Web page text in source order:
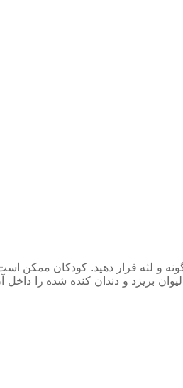
گونه و لثه قرار دهید. کودکان ممکن
بریزد و دندان کنده شده را داخل